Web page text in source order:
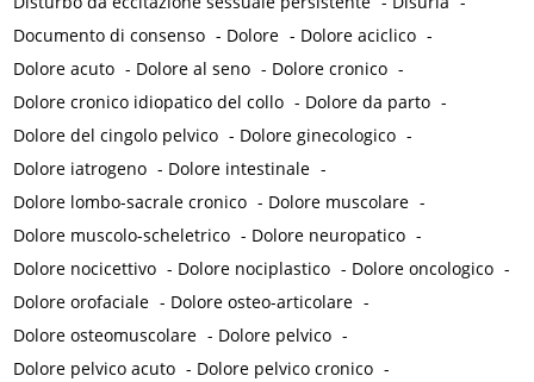
Documento di consenso - Dolore - Dolore aciclico -
Dolore acuto - Dolore al seno - Dolore cronico -
Dolore cronico idiopatico del collo - Dolore da parto -
Dolore del cingolo pelvico - Dolore ginecologico -
Dolore iatrogeno - Dolore intestinale -
Dolore lombo-sacrale cronico - Dolore muscolare -
Dolore muscolo-scheletrico - Dolore neuropatico -
Dolore nocicettivo - Dolore nociplastico - Dolore oncologico -
Dolore orofaciale - Dolore osteo-articolare -
Dolore osteomuscolare - Dolore pelvico -
Dolore pelvico acuto - Dolore pelvico cronico -